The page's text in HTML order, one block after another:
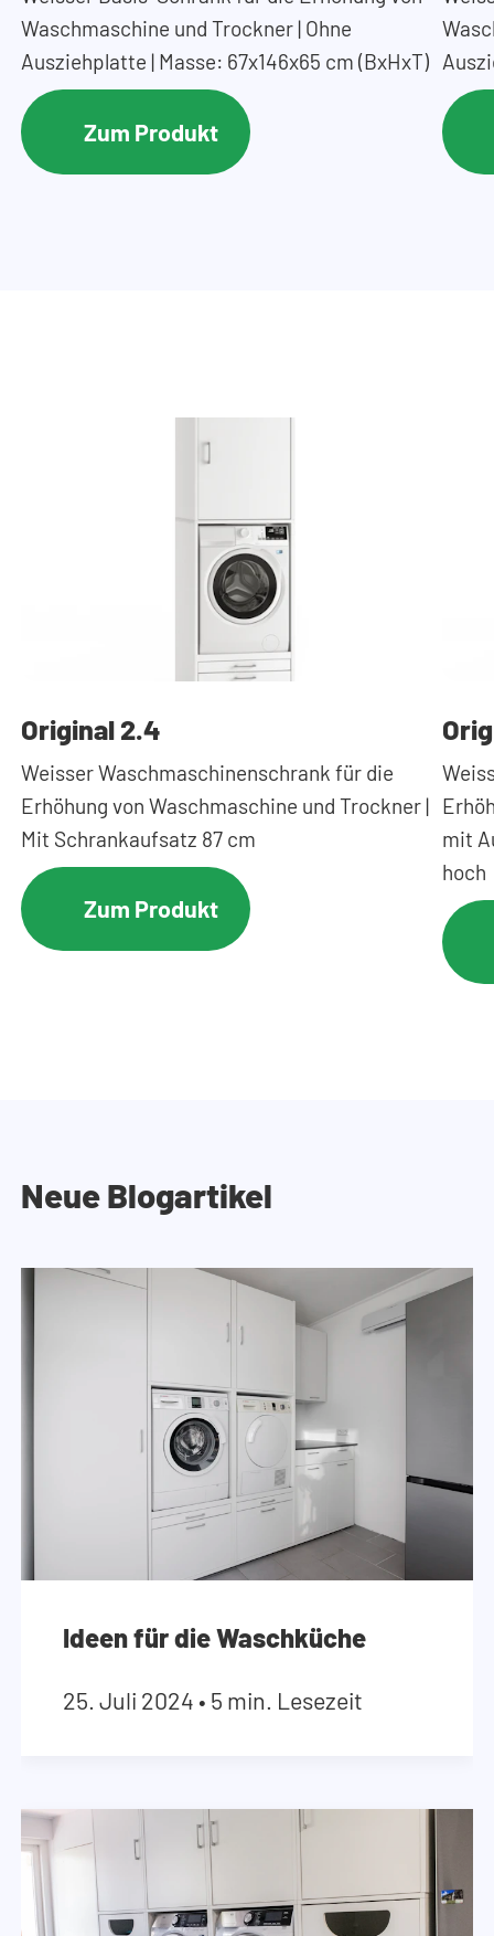
Waschmaschine und Trockner | Ohne
Ausziehplatte | Masse: 67x146x65 cm (BxHxT)
Zum Produkt
Original 2.4
Weisser Waschmaschinenschrank für die
Erhöhung von Waschmaschine und Trockner |
Mit Schrankaufsatz 87 cm
Zum Produkt
mit
hoch
Neue Blogartikel
Ideen für die Waschküche
25. Juli 2024 • 5 min. Lesezeit